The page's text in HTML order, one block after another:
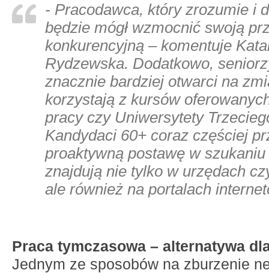
- Pracodawca, który zrozumie i
będzie mógł wzmocnić swoją
konkurencyjną – komentuje
Rydzewska. Dodatkowo,
znacznie bardziej otwarci na
korzystają z kursów
pracy czy Uniwersytety
Kandydaci 60+ coraz częściej
proaktywną postawę w
znajdują nie tylko w urzędach
ale również na portalach
Praca tymczasowa – alternatywa
Jednym ze sposobów na zburzenie